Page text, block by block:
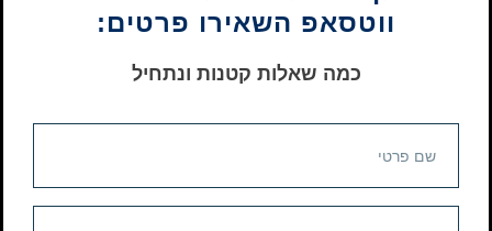
ווטסאפ השאירו פרטים:
כמה שאלות קטנות ונתחיל